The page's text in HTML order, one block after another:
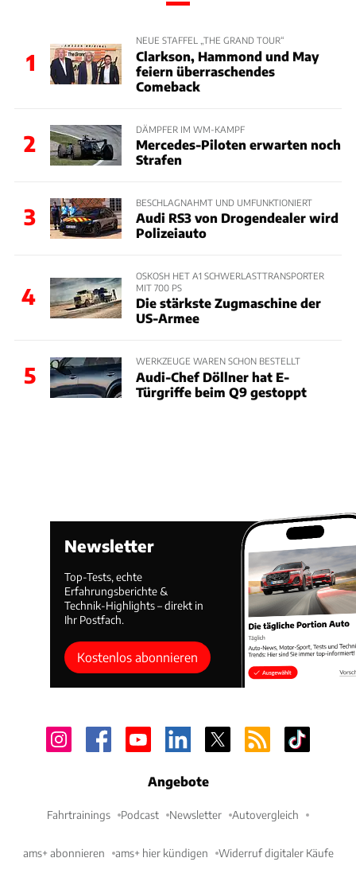
1
NEUE STAFFEL „THE GRAND TOUR“
Clarkson, Hammond und May
feiern überraschendes
Comeback
2
DÄMPFER IM WM-KAMPF
Mercedes-Piloten erwarten noch
Strafen
3
BESCHLAGNAHMT UND UMFUNKTIONIERT
Audi RS3 von Drogendealer wird
Polizeiauto
4
OSKOSH HET A1 SCHWERLASTTRANSPORTER
MIT 700 PS
Die stärkste Zugmaschine der
US-Armee
5
WERKZEUGE WAREN SCHON BESTELLT
Audi-Chef Döllner hat E-
Türgriffe beim Q9 gestoppt
Newsletter
Top-Tests, echte
Erfahrungsberichte &
Technik-Highlights – direkt in
Ihr Postfach.
Kostenlos abonnieren
Angebote
Fahrtrainings Podcast Newsletter Autovergleich
ams+ abonnieren ams+ hier kündigen Widerruf digitaler Käufe